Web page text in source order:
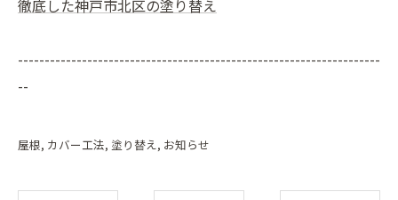
徹底した神戸市北区の塗り替え
--------------------------------------------------------------------
--
屋根 カバー工法 塗り替え お知らせ